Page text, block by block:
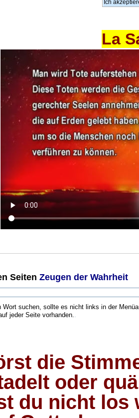
La
Seiten Zeugen der Wahrheit
Wort suchen, sollte es nicht links in der
jeder Seite vorhanden..
die
oder
du nicht los